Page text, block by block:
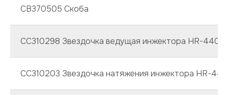
CB370505 Скоба
CC310298 Звездочка ведущая инжектора HR-440
CC310203 Звездочка натяжения инжектора HR-440